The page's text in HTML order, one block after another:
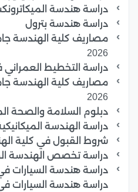
دراسة هندسة
دراسة هندسة بترول
مصاريف كلية الهندسة
2026
دراسة التخطيط
مصاريف كلية الهندسة
2026
دبلوم السلامة والصحة
دراسة الهندسة
شروط القبول في كلية
دراسة تخصص الهندسة
دراسة هندسة السيارات
دراسة هندسة السيارات